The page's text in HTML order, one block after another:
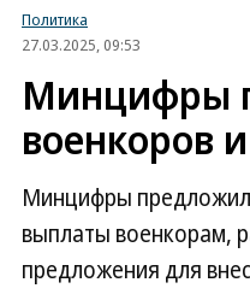
Политика
27.03.2025, 09:53
Минцифры
военкоров
Минцифры
выплаты военкорам,
предложения для